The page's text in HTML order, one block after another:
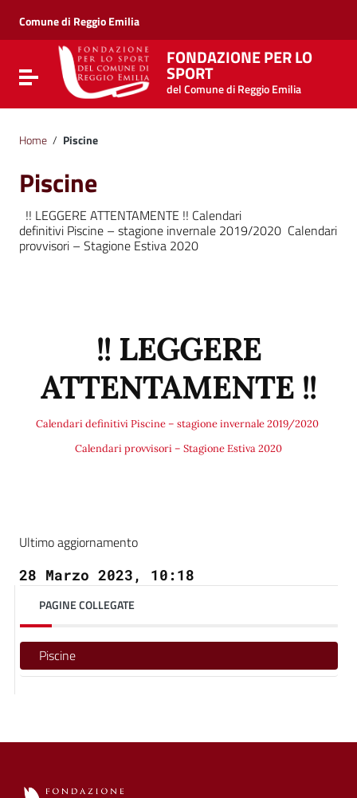
Vai al menu di navigazione
Vai al footer
Comune di Reggio Emilia
Attiva / disattiva la navigazione
FONDAZIONE PER LO
SPORT
del Comune di Reggio Emilia
Home / Piscine
Piscine
!! LEGGERE ATTENTAMENTE !! Calendari
definitivi Piscine – stagione invernale 2019/2020 Calendari
provvisori – Stagione Estiva 2020
!! LEGGERE
ATTENTAMENTE !!
Calendari definitivi Piscine – stagione invernale 2019/2020
Calendari provvisori – Stagione Estiva 2020
Ultimo aggiornamento
28 Marzo 2023, 10:18
PAGINE COLLEGATE
Piscine